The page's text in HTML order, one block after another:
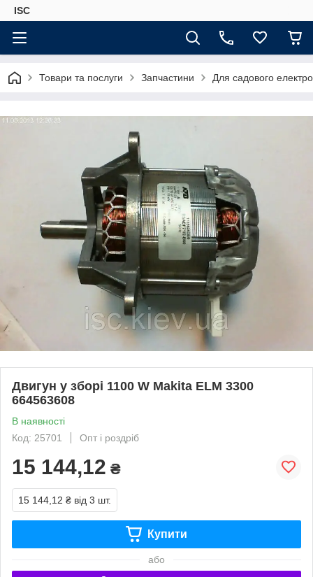
ISC
Товари та послуги Запчастини Для садового
Двигун у зборі 1100 W Makita ELM 3300
664563608
В наявності
Код: 25701
Опт і роздріб
15 144,12 ₴
15 144,12 ₴ від 3 шт.
Купити
або